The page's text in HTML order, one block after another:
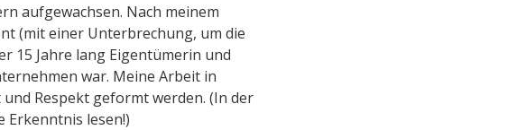
aufgewachsen. Nach meinem
(mit einer Unterbrechung, um die
15 Jahre lang Eigentümerin und
war. Meine Arbeit in
Respekt geformt werden. (In der
Erkenntnis lesen!)